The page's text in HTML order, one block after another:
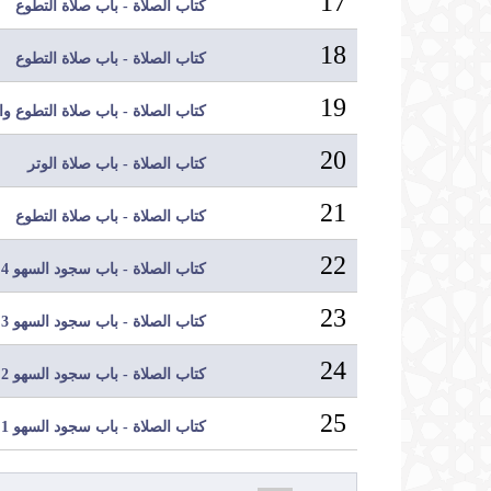
كتاب الصلاة - باب صلاة التطوع
18 كتاب الصلاة - باب صلاة التطوع
19 كتاب الصلاة - باب صلاة التطوع
20 كتاب الصلاة - باب صلاة الوتر
21 كتاب الصلاة - باب صلاة التطوع
22 كتاب الصلاة - باب سجود السهو 4
23 كتاب الصلاة - باب سجود السهو 3
24 كتاب الصلاة - باب سجود السهو 2
25 كتاب الصلاة - باب سجود السهو 1